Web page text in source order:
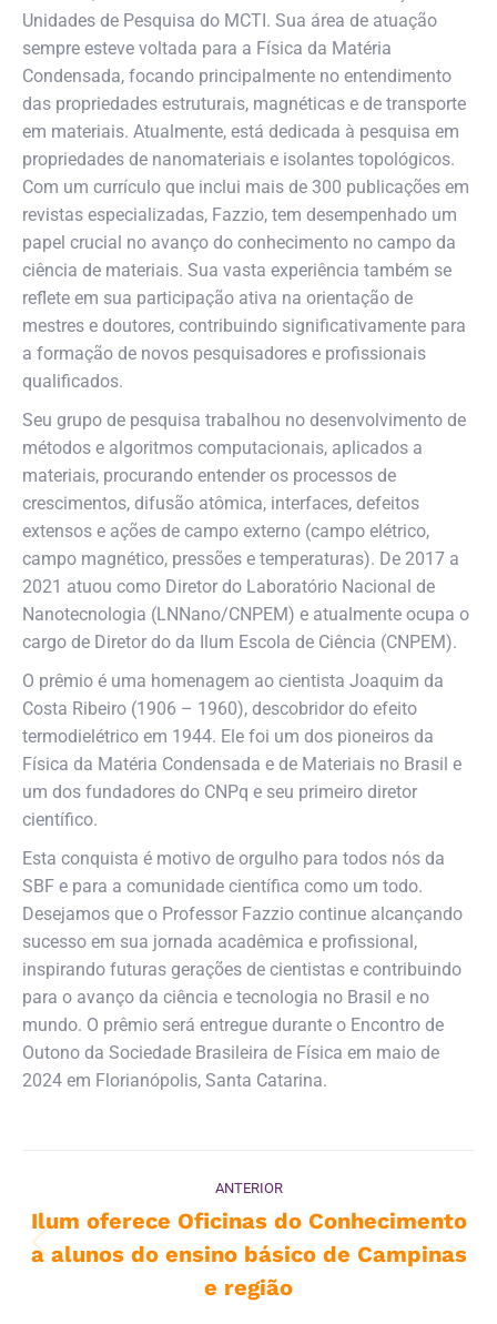
Unidades de Pesquisa do MCTI. Sua área de atuação
sempre esteve voltada para a Física da Matéria
Condensada, focando principalmente no entendimento
das propriedades estruturais, magnéticas e de transporte
em materiais. Atualmente, está dedicada à pesquisa em
propriedades de nanomateriais e isolantes topológicos.
Com um currículo que inclui mais de 300 publicações em
revistas especializadas, Fazzio, tem desempenhado um
papel crucial no avanço do conhecimento no campo da
ciência de materiais. Sua vasta experiência também se
reflete em sua participação ativa na orientação de
mestres e doutores, contribuindo significativamente para
a formação de novos pesquisadores e profissionais
qualificados.
Seu grupo de pesquisa trabalhou no desenvolvimento de
métodos e algoritmos computacionais, aplicados a
materiais, procurando entender os processos de
crescimentos, difusão atômica, interfaces, defeitos
extensos e ações de campo externo (campo elétrico,
campo magnético, pressões e temperaturas). De 2017 a
2021 atuou como Diretor do Laboratório Nacional de
Nanotecnologia (LNNano/CNPEM) e atualmente ocupa o
cargo de Diretor do da Ilum Escola de Ciência (CNPEM).
O prêmio é uma homenagem ao cientista Joaquim da
Costa Ribeiro (1906 – 1960), descobridor do efeito
termodielétrico em 1944. Ele foi um dos pioneiros da
Física da Matéria Condensada e de Materiais no Brasil e
um dos fundadores do CNPq e seu primeiro diretor
científico.
Esta conquista é motivo de orgulho para todos nós da
SBF e para a comunidade científica como um todo.
Desejamos que o Professor Fazzio continue alcançando
sucesso em sua jornada acadêmica e profissional,
inspirando futuras gerações de cientistas e contribuindo
para o avanço da ciência e tecnologia no Brasil e no
mundo. O prêmio será entregue durante o Encontro de
Outono da Sociedade Brasileira de Física em maio de
2024 em Florianópolis, Santa Catarina.
Navegação
de
post:
ANTERIOR
Post
anterior:
Ilum oferece Oficinas do Conhecimento
a alunos do ensino básico de Campinas
e região